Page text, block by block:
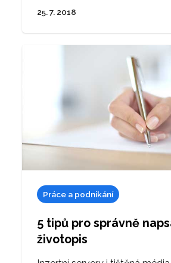
25. 7. 2018
Práce a podnikání
5 tipů pro správně
životopis